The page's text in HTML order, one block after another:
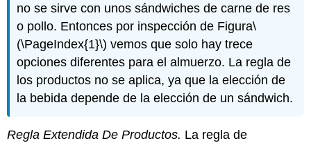
no se sirve con unos sándwiches de carne de res
o pollo. Entonces por inspección de Figura\
(\PageIndex{1}\) vemos que solo hay trece
opciones diferentes para el almuerzo. La regla de
los productos no se aplica, ya que la elección de
la bebida depende de la elección de un sándwich.
Regla Extendida De Productos. La regla de